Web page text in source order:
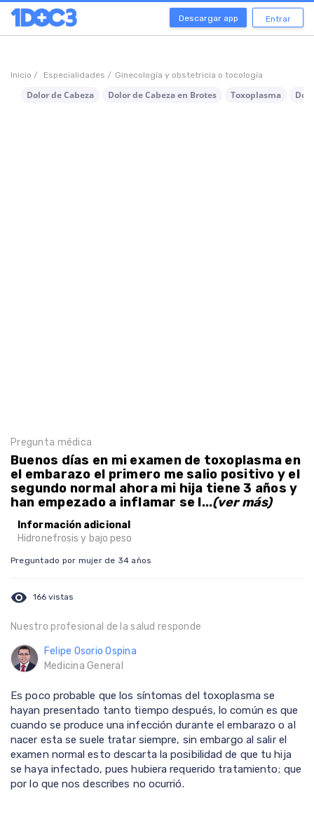
Descargar app Entrar
Inicio / Especialidades / Ginecología y obstetricia o tocología
Dolor de Cabeza Dolor de Cabeza en Brotes Toxoplasma
Pregunta médica
Buenos días en mi examen de toxoplasma en
el embarazo el primero me salio positivo y el
segundo normal ahora mi hija tiene 3 años y
han empezado a inflamar se l...(ver más)
Información adicional
Hidronefrosis y bajo peso
Preguntado por mujer de 34 años
visibility 166 vistas
Nuestro profesional de la salud responde
Felipe Osorio Ospina
Medicina General
Es poco probable que los síntomas del toxoplasma se
hayan presentado tanto tiempo después, lo común es que
cuando se produce una infección durante el embarazo o al
nacer esta se suele tratar siempre, sin embargo al salir el
examen normal esto descarta la posibilidad de que tu hija
se haya infectado, pues hubiera requerido tratamiento; que
por lo que nos describes no ocurrió.